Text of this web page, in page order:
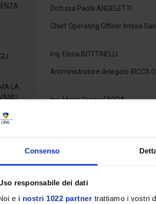
Consenso
responsabile dei dati
e i nostri 1022 partner trattiamo i vostri
LA
Dott.ssa Paola ANGELETTI
Chief Operating Officer Intesa
Ing. Elena BOTTINELLI
Amministratore delegato IRCCS
Ing. Maria Grazia FADDA
Ricercatrice dell'Istituto Nazionale